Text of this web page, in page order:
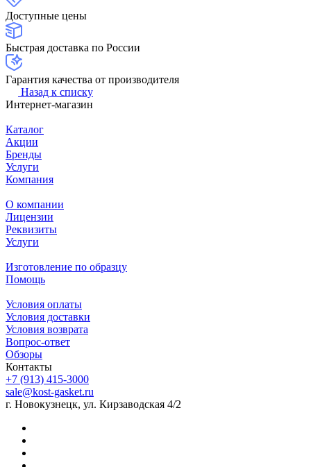
Доступные цены
Быстрая доставка по России
Гарантия качества от производителя
Назад к списку
Интернет-магазин
Каталог
Акции
Бренды
Услуги
Компания
О компании
Лицензии
Реквизиты
Услуги
Изготовление по образцу
Помощь
Условия оплаты
Условия доставки
Условия возврата
Вопрос-ответ
Обзоры
Контакты
+7 (913) 415-3000
sale@kost-gasket.ru
г. Новокузнецк, ул. Кирзаводская 4/2